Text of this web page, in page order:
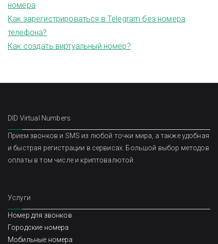
номера
Как зарегистрироваться в Telegram без номера
телефона?
Как создать виртуальный номер?
DID Virtual Numbers
Прием звонков и SMS из любой точки мира, а также удобная
и быстрая регистрации в сервисах. Большой выбор методов
оплаты в том числе и криптовалютой.
Услуги
Номер для звонков
Городские номера
Мобильные номера